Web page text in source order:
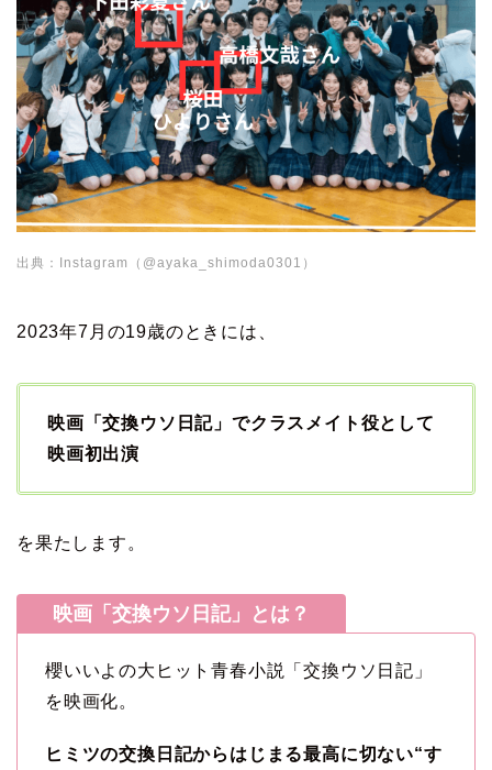
出典：Instagram（@ayaka_shimoda0301）
2023年7月の19歳のときには、
映画「交換ウソ日記」でクラスメイト役として
映画初出演
を果たします。
映画「交換ウソ日記」とは？
櫻いいよの大ヒット青春小説「交換ウソ日記」
を映画化。
ヒミツの交換日記からはじまる最高に切ない“す